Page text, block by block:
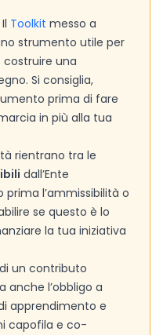
Il Toolkit messo a
strumento utile per
una
Si consiglia,
prima di fare
in più alla tua
rientrano tra le
dall’Ente
l’ammissibilità o
se questo è lo
la tua iniziativa
un contributo
anche l’obbligo a
apprendimento e
capofila e co-